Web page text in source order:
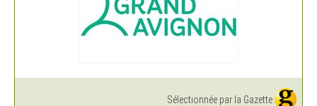
Sélectionnée par la Gazette